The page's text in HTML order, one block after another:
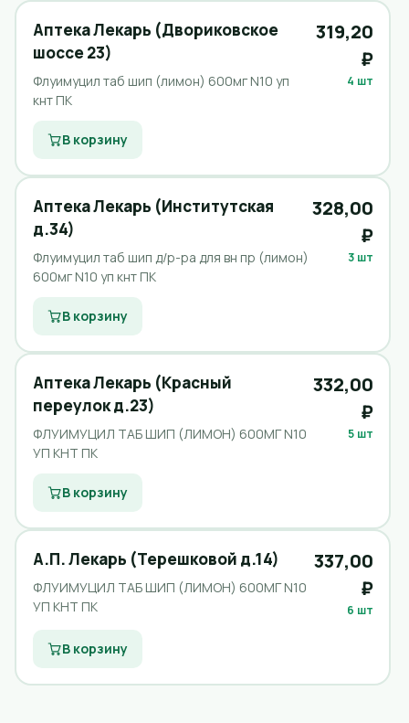
Аптека Лекарь (Двориковское
шоссе 23)
Флуимуцил таб шип (лимон) 600мг N10 уп
кнт ПК
319,20
₽
4 шт
В корзину
Аптека Лекарь (Институтская
д.34)
Флуимуцил таб шип д/р-ра для вн пр (лимон)
600мг N10 уп кнт ПК
328,00
₽
3 шт
В корзину
Аптека Лекарь (Красный
переулок д.23)
ФЛУИМУЦИЛ ТАБ ШИП (ЛИМОН) 600МГ N10
УП КНТ ПК
332,00
₽
5 шт
В корзину
А.П. Лекарь (Терешковой д.14)
ФЛУИМУЦИЛ ТАБ ШИП (ЛИМОН) 600МГ N10
УП КНТ ПК
337,00
₽
6 шт
В корзину